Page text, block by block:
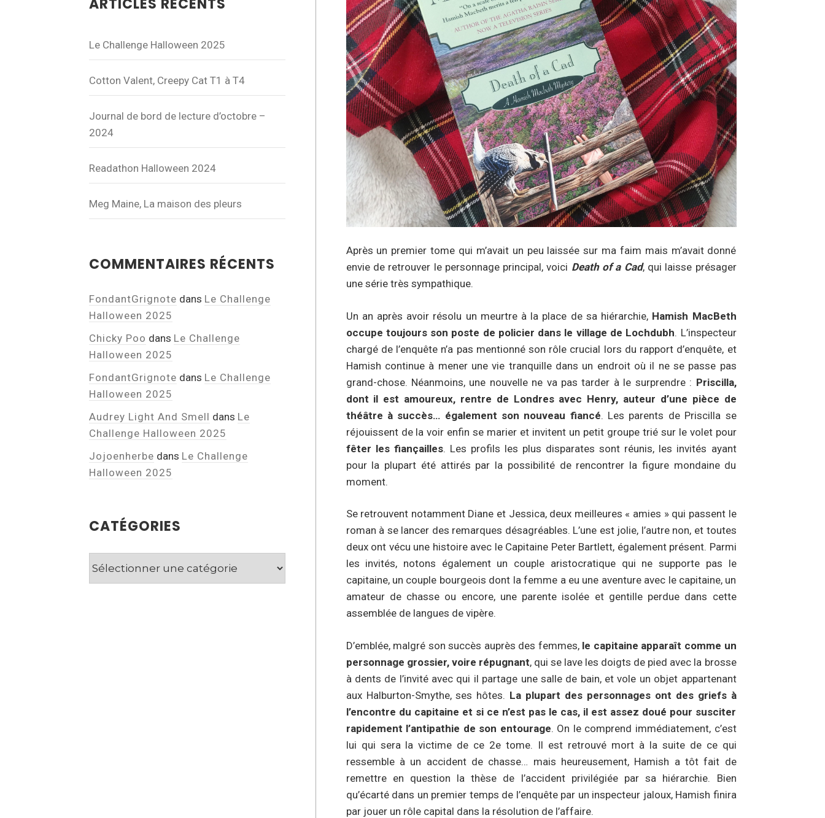
Après un premier tome qui m’avait un peu laissée sur ma faim mais m’avait donné
envie de retrouver le personnage principal, voici Death of a Cad, qui laisse présager
une série très sympathique.
Un an après avoir résolu un meurtre à la place de sa hiérarchie, Hamish MacBeth
occupe toujours son poste de policier dans le village de Lochdubh. L’inspecteur
chargé de l’enquête n’a pas mentionné son rôle crucial lors du rapport d’enquête, et
Hamish continue à mener une vie tranquille dans un endroit où il ne se passe pas
grand-chose. Néanmoins, une nouvelle ne va pas tarder à le surprendre : Priscilla,
dont il est amoureux, rentre de Londres avec Henry, auteur d’une pièce de
théâtre à succès… également son nouveau fiancé. Les parents de Priscilla se
réjouissent de la voir enfin se marier et invitent un petit groupe trié sur le volet pour
fêter les fiançailles. Les profils les plus disparates sont réunis, les invités ayant
pour la plupart été attirés par la possibilité de rencontrer la figure mondaine du
moment.
Se retrouvent notamment Diane et Jessica, deux meilleures « amies » qui passent le
roman à se lancer des remarques désagréables. L’une est jolie, l’autre non, et toutes
deux ont vécu une histoire avec le Capitaine Peter Bartlett, également présent. Parmi
les invités, notons également un couple aristocratique qui ne supporte pas le
capitaine, un couple bourgeois dont la femme a eu une aventure avec le capitaine, un
amateur de chasse ou encore, une parente isolée et gentille perdue dans cette
assemblée de langues de vipère.
D’emblée, malgré son succès auprès des femmes, le capitaine apparaît comme un
personnage grossier, voire répugnant, qui se lave les doigts de pied avec la brosse
à dents de l’invité avec qui il partage une salle de bain, et vole un objet appartenant
aux Halburton-Smythe, ses hôtes. La plupart des personnages ont des griefs à
l’encontre du capitaine et si ce n’est pas le cas, il est assez doué pour susciter
rapidement l’antipathie de son entourage. On le comprend immédiatement, c’est
lui qui sera la victime de ce 2e tome. Il est retrouvé mort à la suite de ce qui
ressemble à un accident de chasse… mais heureusement, Hamish a tôt fait de
remettre en question la thèse de l’accident privilégiée par sa hiérarchie. Bien
qu’écarté dans un premier temps de l’enquête par un inspecteur jaloux, Hamish finira
par jouer un rôle capital dans la résolution de l’affaire.
ARTICLES RÉCENTS
Le Challenge Halloween 2025
Cotton Valent, Creepy Cat T1 à T4
Journal de bord de lecture d’octobre –
2024
Readathon Halloween 2024
Meg Maine, La maison des pleurs
COMMENTAIRES RÉCENTS
FondantGrignote dans Le Challenge
Halloween 2025
Chicky Poo dans Le Challenge
Halloween 2025
FondantGrignote dans Le Challenge
Halloween 2025
Audrey Light And Smell dans Le
Challenge Halloween 2025
Jojoenherbe dans Le Challenge
Halloween 2025
CATÉGORIES
Catégories